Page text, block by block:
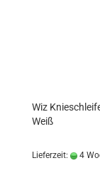
Wiz
Weiß
Lieferzeit: 4